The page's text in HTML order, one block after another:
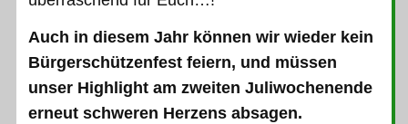
Auch in diesem Jahr können wir wieder kein
Bürgerschützenfest feiern, und müssen
unser Highlight am zweiten Juliwochenende
erneut schweren Herzens absagen.